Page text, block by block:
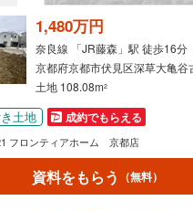
1,480万円
奈良線 「JR藤森」駅 徒歩16分
京都府京都市伏見区深草大亀谷
土地 108.08m2
土地 成約でもらえる
フロンティアホーム 京都店
資料をもらう （無料）